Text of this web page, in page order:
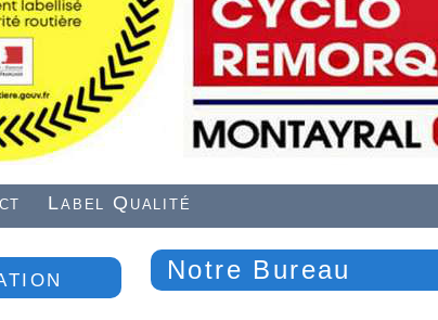
Label Qualité
Notre Bureau